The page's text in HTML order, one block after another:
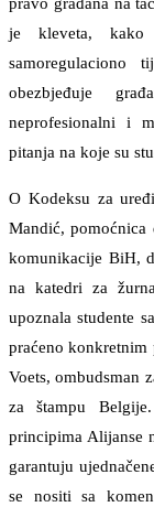
pravo građana na
je kleveta,
obezbjeđuje
neprofesionalni i
pitanja na koje su
O Kodeksu za
Mandić, pomoćnica
komunikacije BiH,
na katedri za
upoznala studente
praćeno konkretnim
Voets, ombudsman
za štampu
principima Alijanse
garantuju
se nositi sa